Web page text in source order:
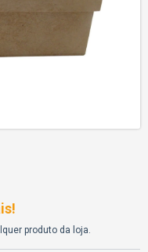
produto da loja.